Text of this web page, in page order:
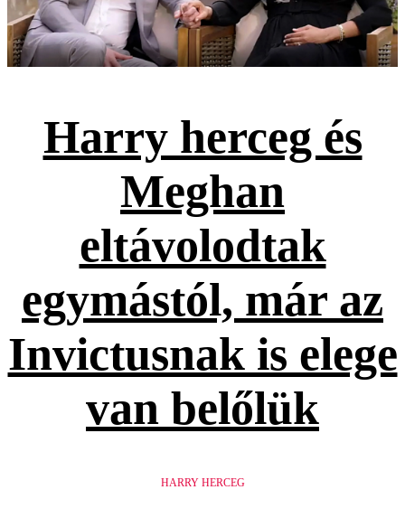
Harry herceg és
Meghan
eltávolodtak
egymástól, már az
Invictusnak is elege
van belőlük
HARRY HERCEG